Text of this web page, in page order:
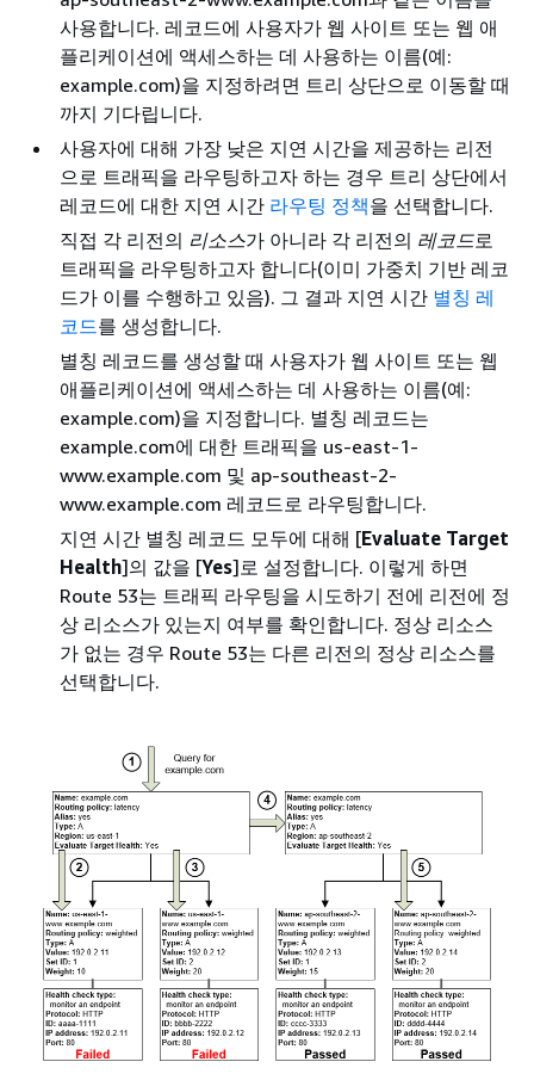
사용합니다. 레코드에 사용자가 웹 사이트 또는 웹 애
플리케이션에 액세스하는 데 사용하는 이름(예:
example.com)을 지정하려면 트리 상단으로 이동할 때
까지 기다립니다.
사용자에 대해 가장 낮은 지연 시간을 제공하는 리전
으로 트래픽을 라우팅하고자 하는 경우 트리 상단에서
레코드에 대한 지연 시간 라우팅 정책을 선택합니다.
직접 각 리전의 리소스가 아니라 각 리전의 레코드로
트래픽을 라우팅하고자 합니다(이미 가중치 기반 레코
드가 이를 수행하고 있음). 그 결과 지연 시간 별칭 레
코드를 생성합니다.
별칭 레코드를 생성할 때 사용자가 웹 사이트 또는 웹
애플리케이션에 액세스하는 데 사용하는 이름(예:
example.com)을 지정합니다. 별칭 레코드는
example.com에 대한 트래픽을 us-east-1-
www.example.com 및 ap-southeast-2-
www.example.com 레코드로 라우팅합니다.
지연 시간 별칭 레코드 모두에 대해 [Evaluate Target
Health]의 값을 [Yes]로 설정합니다. 이렇게 하면
Route 53는 트래픽 라우팅을 시도하기 전에 리전에 정
상 리소스가 있는지 여부를 확인합니다. 정상 리소스
가 없는 경우 Route 53는 다른 리전의 정상 리소스를
선택합니다.